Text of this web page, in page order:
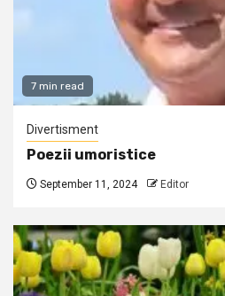
7 min read
Divertisment
Poezii umoristice
September 11, 2024 Editor